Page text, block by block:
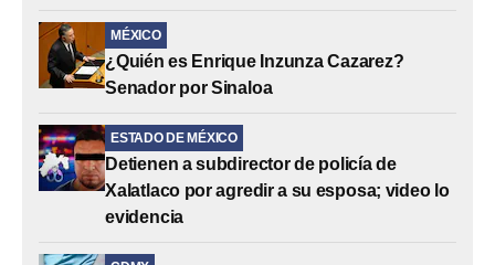
MÉXICO
¿Quién es Enrique Inzunza Cazarez?
Senador por Sinaloa
ESTADO DE MÉXICO
Detienen a subdirector de policía de
Xalatlaco por agredir a su esposa; video lo
evidencia